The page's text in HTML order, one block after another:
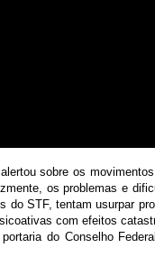
sobre os
os problemas e
do STF, tentam usurpar
com efeitos
do Conselho